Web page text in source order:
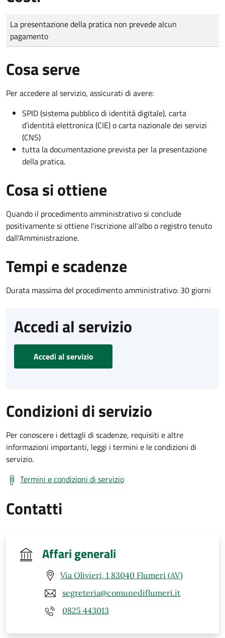
Tipo di pagamento
Importo
La presentazione della pratica non prevede alcun
pagamento
Cosa serve
Per accedere al servizio, assicurati di avere:
SPID (sistema pubblico di identità digitale), carta
d’identità elettronica (CIE) o carta nazionale dei servizi
(CNS)
tutta la documentazione prevista per la presentazione
della pratica.
Cosa si ottiene
Quando il procedimento amministrativo si conclude
positivamente si ottiene l'iscrizione all'albo o registro tenuto
dall'Amministrazione.
Tempi e scadenze
Durata massima del procedimento amministrativo: 30 giorni
Accedi al servizio
Accedi al servizio
Condizioni di servizio
Per conoscere i dettagli di scadenze, requisiti e altre
informazioni importanti, leggi i termini e le condizioni di
servizio.
Termini e condizioni di servizio
Contatti
Affari generali
Via Olivieri, 1 83040 Flumeri (AV)
segreteria@comunediflumeri.it
0825 443013